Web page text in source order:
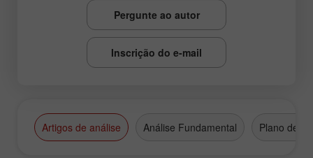
Pergunte ao autor
Inscrição do e-mail
Artigos de análise Análise Fundamental Plano de